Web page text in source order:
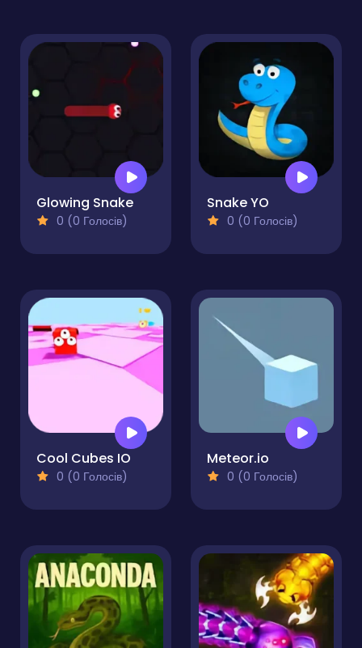
Glowing Snake
0 (0 Голосів)
Snake YO
0 (0 Голосів)
Cool Cubes IO
0 (0 Голосів)
Meteor.io
0 (0 Голосів)